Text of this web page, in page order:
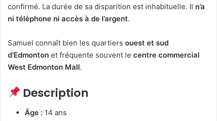
confirmé. La durée de sa disparition est inhabituelle. Il n’a
ni téléphone ni accès à de l’argent.
Samuel connaît bien les quartiers ouest et sud
d’Edmonton et fréquente souvent le centre commercial
West Edmonton Mall.
Description
Âge : 14 ans